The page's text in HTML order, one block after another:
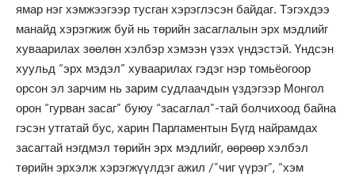
ямар нэг хэмжээгээр тусган хэрэглэсэн байдаг. Тэгэхдээ
манайд хэрэгжиж буй нь төрийн засаглалын эрх мэдлийг
хуваарилах зөөлөн хэлбэр хэмээн үзэх үндэстэй. Үндсэн
хуульд “эрх мэдэл” хуваарилах гэдэг нэр томьёогоор
орсон эл зарчим нь зарим судлаачдын үздэгээр Монгол
орон “гурван засаг” буюу “засаглал”-тай болчихоод байна
гэсэн утгатай бус, харин Парламентын Бүгд найрамдах
засагтай нэгдмэл төрийн эрх мэдлийг, өөрөөр хэлбэл
төрийн эрхэлж хэрэгжүүлдэг ажил /”чиг үүрэг”, “хэм